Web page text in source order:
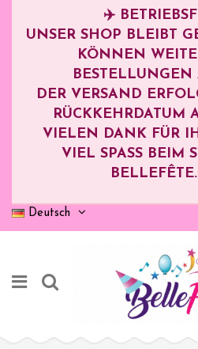
✈️
UNSER SHOP BLEIBT
KÖNNEN
BESTELLUNGEN
DER VERSAND
RÜCKKEHRDATUM
VIELEN DANK FÜR
VIEL SPASS BEIM
Deutsch